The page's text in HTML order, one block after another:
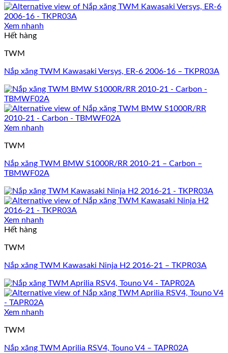
Xem nhanh
Hết hàng
TWM
Nắp xăng TWM Kawasaki Versys, ER-6 2006-16 – TKPR03A
Xem nhanh
TWM
Nắp xăng TWM BMW S1000R/RR 2010-21 – Carbon –
TBMWF02A
Xem nhanh
Hết hàng
TWM
Nắp xăng TWM Kawasaki Ninja H2 2016-21 – TKPR03A
Xem nhanh
TWM
Nắp xăng TWM Aprilia RSV4, Touno V4 – TAPR02A